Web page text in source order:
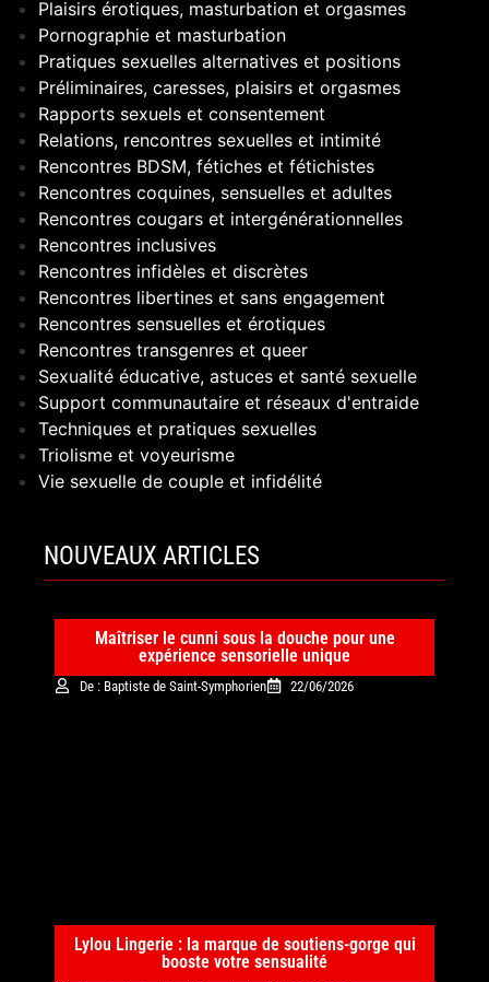
Plaisirs érotiques, masturbation et orgasmes
Pornographie et masturbation
Pratiques sexuelles alternatives et positions
Préliminaires, caresses, plaisirs et orgasmes
Rapports sexuels et consentement
Relations, rencontres sexuelles et intimité
Rencontres BDSM, fétiches et fétichistes
Rencontres coquines, sensuelles et adultes
Rencontres cougars et intergénérationnelles
Rencontres inclusives
Rencontres infidèles et discrètes
Rencontres libertines et sans engagement
Rencontres sensuelles et érotiques
Rencontres transgenres et queer
Sexualité éducative, astuces et santé sexuelle
Support communautaire et réseaux d'entraide
Techniques et pratiques sexuelles
Triolisme et voyeurisme
Vie sexuelle de couple et infidélité
NOUVEAUX ARTICLES
Maîtriser le cunni sous la douche pour une
expérience sensorielle unique
De : Baptiste de Saint-Symphorien 22/06/2026
Lylou Lingerie : la marque de soutiens-gorge qui
booste votre sensualité